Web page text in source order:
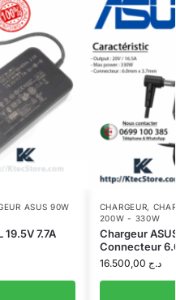
ASUS 90W
19.5V 7.7A
CHARGEUR,
200W - 330W
Chargeur
Connecteur
د.ج